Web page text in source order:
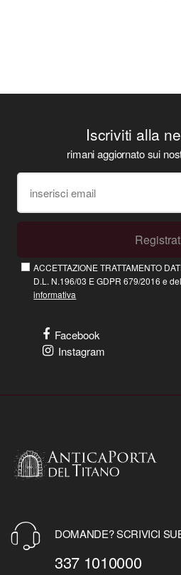
Iscriviti alla
rimani aggiornato sui
ACCETTAZIONE TRATTAMENTO
D.L. N.196/03 E GDPR 679/2016 e
informativa
Facebook
Instagram
DOMANDE? SCRIVICI
337 1010000